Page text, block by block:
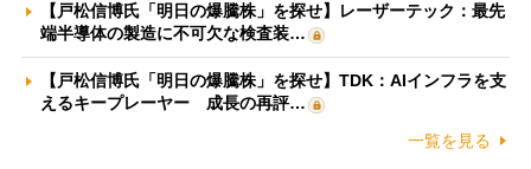
【戸松信博氏「明日の爆騰株」を探せ】レーザーテック：最先
端半導体の製造に不可欠な検査装…
【戸松信博氏「明日の爆騰株」を探せ】TDK：AIインフラを支
えるキープレーヤー 成長の再評…
一覧を見る